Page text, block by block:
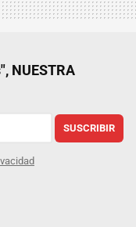
NUESTRA
SUSCRIBIR